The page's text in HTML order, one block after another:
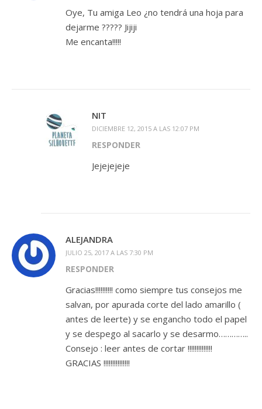
Oye, Tu amiga Leo ¿no tendrá una hoja para
dejarme ????? Jijiji
Me encanta!!!!!
NIT
DICIEMBRE 12, 2015 A LAS 12:07 PM
RESPONDER
Jejejejeje
ALEJANDRA
JULIO 25, 2017 A LAS 7:30 PM
RESPONDER
Gracias!!!!!!!!!! como siempre tus consejos me
salvan, por apurada corte del lado amarillo (
antes de leerte) y se engancho todo el papel
y se despego al sacarlo y se desarmo…………..
Consejo : leer antes de cortar !!!!!!!!!!!!!!
GRACIAS !!!!!!!!!!!!!!!